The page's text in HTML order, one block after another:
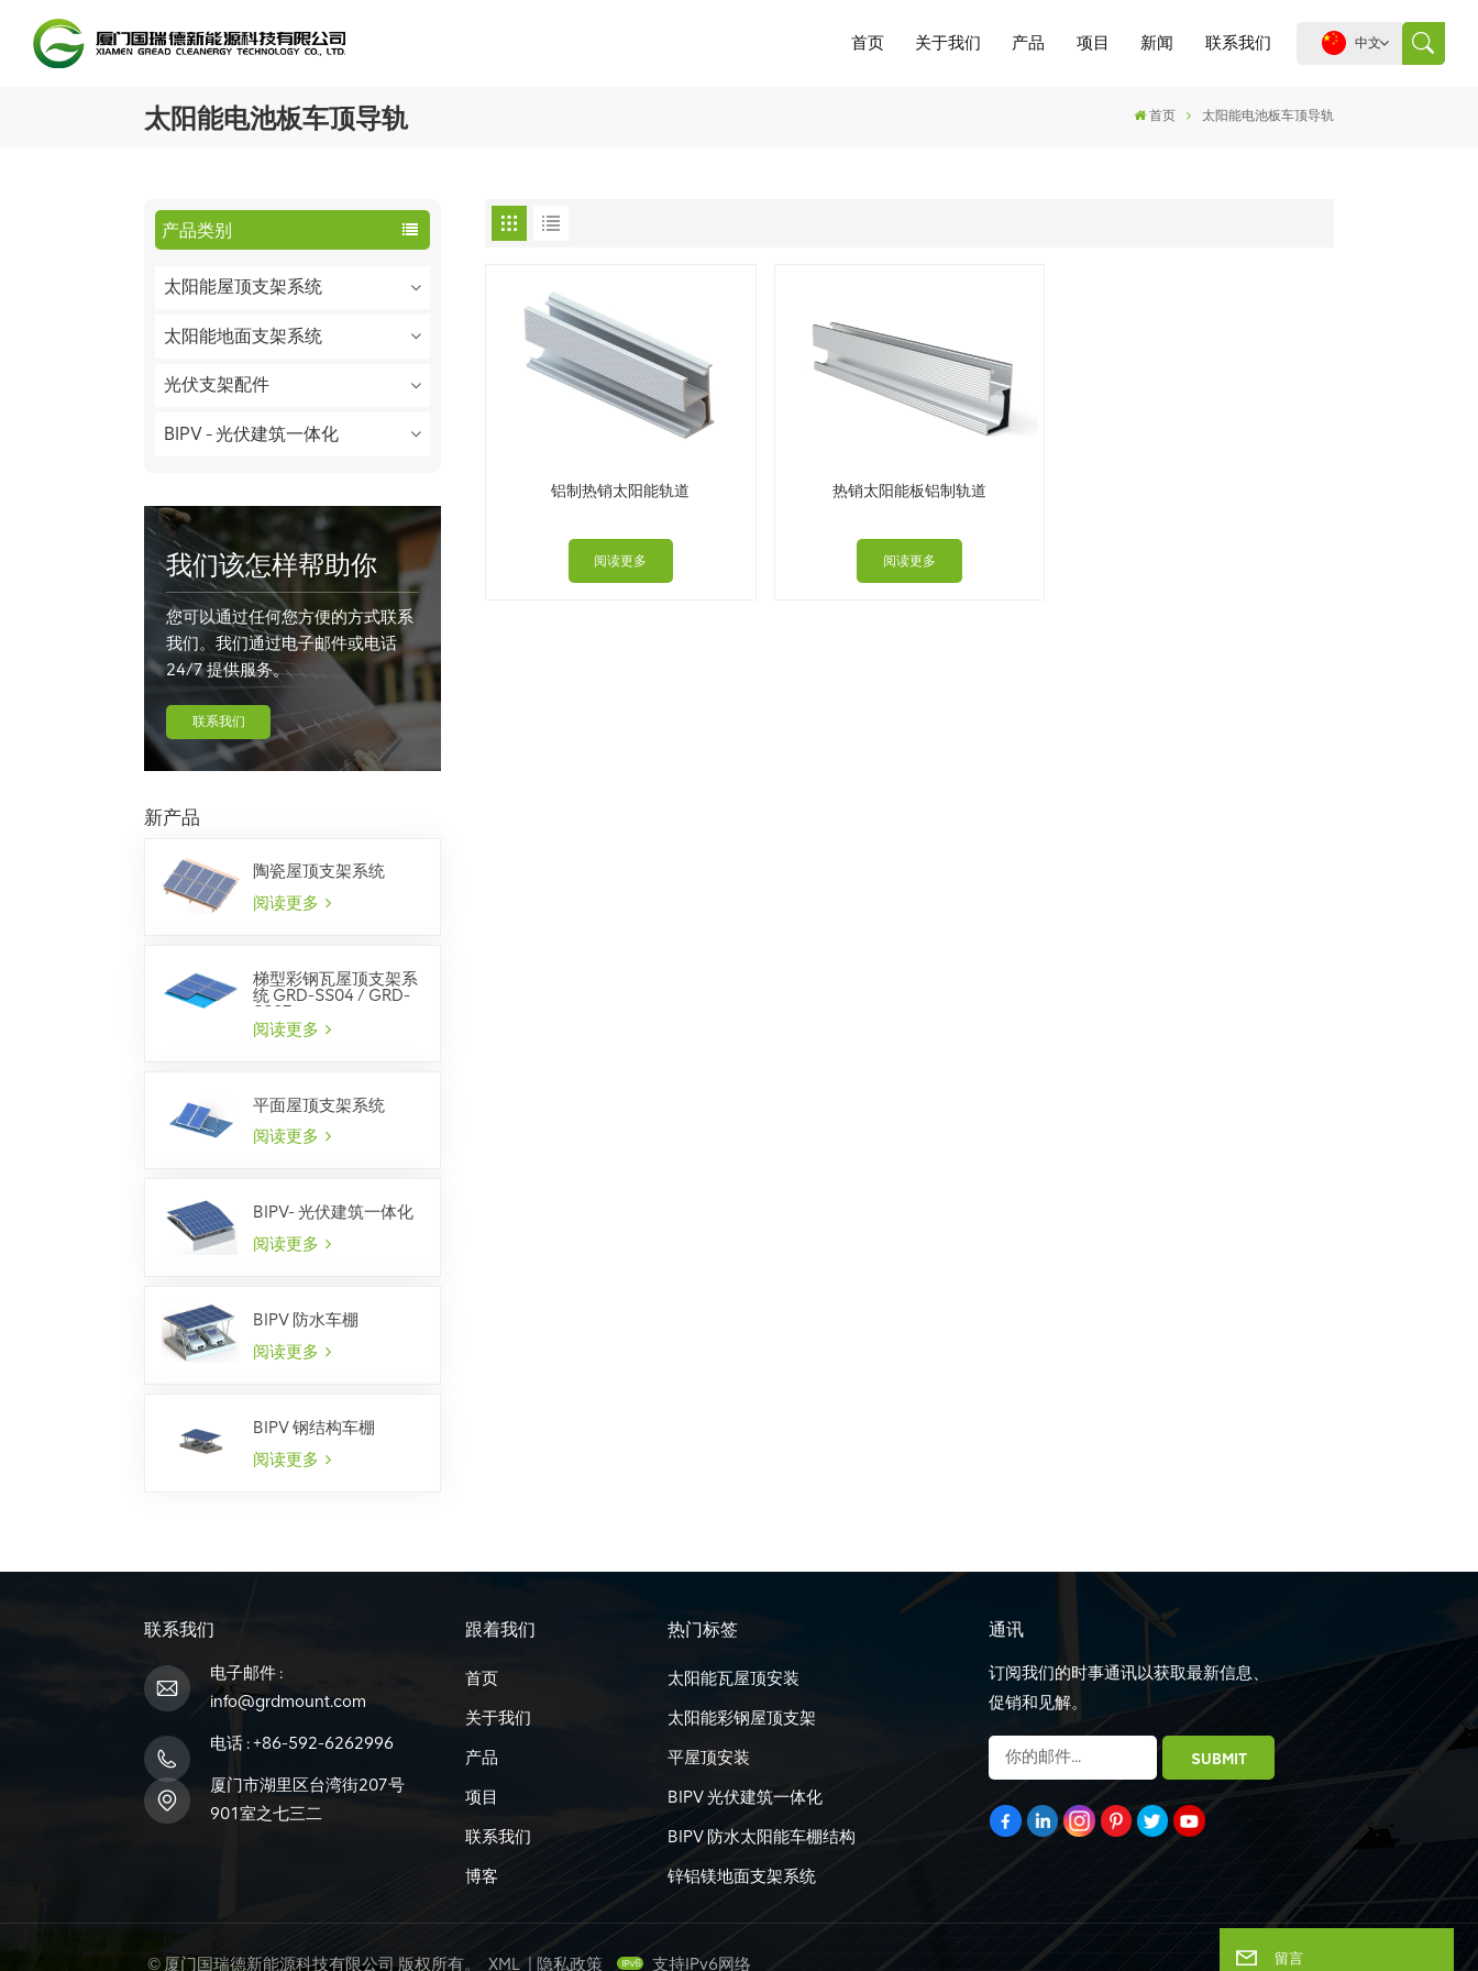
首页 关于我们 产品 项目 新闻 联系我们 中文
太阳能电池板车顶导轨 首页 太阳能电池板车顶导轨
产品类别
太阳能屋顶支架系统
太阳能地面支架系统
光伏支架配件
BIPV - 光伏建筑一体化
我们该怎样帮助你
您可以通过任何您方便的方式联系
我们。我们通过电子邮件或电话
24/7 提供服务。
联系我们
新产品
陶瓷屋顶支架系统
阅读更多
梯型彩钢瓦屋顶支架系
统 GRD-SS04 / GRD-
SS07
阅读更多
平面屋顶支架系统
阅读更多
BIPV- 光伏建筑一体化
阅读更多
BIPV 防水车棚
阅读更多
BIPV 钢结构车棚
阅读更多
铝制热销太阳能轨道
阅读更多
热销太阳能板铝制轨道
阅读更多
联系我们
电子邮件 :
info@grdmount.com
电话 :+86-592-6262996
厦门市湖里区台湾街207号
901室之七三二
跟着我们
首页
关于我们
产品
项目
联系我们
博客
热门标签
太阳能瓦屋顶安装
太阳能彩钢屋顶支架
平屋顶安装
BIPV 光伏建筑一体化
BIPV 防水太阳能车棚结构
锌铝镁地面支架系统
通讯
订阅我们的时事通讯以获取最新信息、
促销和见解。
© 厦门国瑞德新能源科技有限公司 版权所有。 XML | 隐私政策 支持IPv6网络 留言